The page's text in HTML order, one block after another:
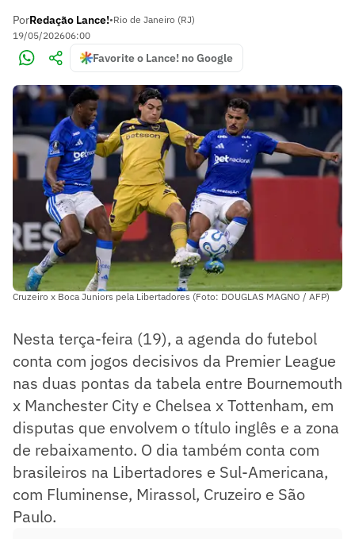
PorRedação Lance!•Rio de Janeiro (RJ)
19/05/202606:00
Favorite o Lance! no Google
Cruzeiro x Boca Juniors pela Libertadores (Foto: DOUGLAS MAGNO / AFP)
Nesta terça-feira (19), a agenda do futebol
conta com jogos decisivos da Premier League
nas duas pontas da tabela entre Bournemouth
x Manchester City e Chelsea x Tottenham, em
disputas que envolvem o título inglês e a zona
de rebaixamento. O dia também conta com
brasileiros na Libertadores e Sul-Americana,
com Fluminense, Mirassol, Cruzeiro e São
Paulo.